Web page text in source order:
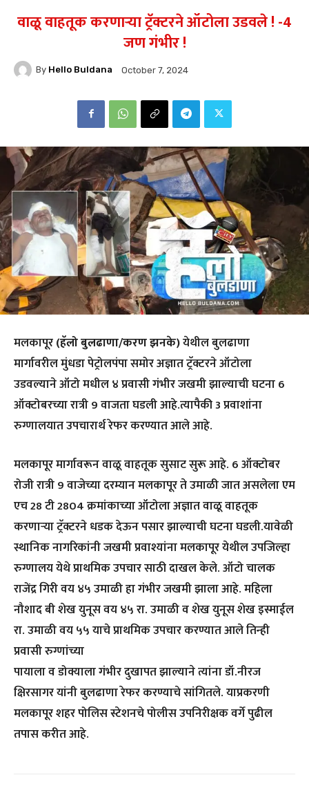
वाळू वाहतूक करणाऱ्या ट्रॅक्टरने ऑटोला उडवले ! -4
जण गंभीर !
By Hello Buldana October 7, 2024
मलकापूर(हॅलो बुलढाणा/करण झनके)येथील बुलढाणा
मार्गावरील मुंधडा पेट्रोलपंपा समोर अज्ञात ट्रॅक्टरने ऑटोला
उडवल्याने ऑटो मधील ४ प्रवासी गंभीर जखमी झाल्याची घटना 6
ऑक्टोबरच्या रात्री 9 वाजता घडली आहे.त्यापैकी 3 प्रवाशांना
रुग्णालयात उपचारार्थ रेफर करण्यात आले आहे.
मलकापूर मार्गावरून वाळू वाहतूक सुसाट सुरू आहे. 6 ऑक्टोबर
रोजी रात्री 9 वाजेच्या दरम्यान मलकापूर ते उमाळी जात असलेला एम
एच 28 टी 2804 क्रमांकाच्या ऑटोला अज्ञात वाळू वाहतूक
करणाऱ्या ट्रॅक्टरने धडक देऊन पसार झाल्याची घटना घडली.यावेळी
स्थानिक नागरिकांनी जखमी प्रवाश्यांना मलकापूर येथील उपजिल्हा
रुग्णालय येथे प्राथमिक उपचार साठी दाखल केले. ऑटो चालक
राजेंद्र गिरी वय ४५ उमाळी हा गंभीर जखमी झाला आहे. महिला
नौशाद बी शेख युनूस वय ४५ रा. उमाळी व शेख युनूस शेख इस्माईल
रा. उमाळी वय ५५ याचे प्राथमिक उपचार करण्यात आले तिन्ही
प्रवासी रुग्णांच्या
पायाला व डोक्याला गंभीर दुखापत झाल्याने त्यांना डॉ.नीरज
क्षिरसागर यांनी बुलढाणा रेफर करण्याचे सांगितले. याप्रकरणी
मलकापूर शहर पोलिस स्टेशनचे पोलीस उपनिरीक्षक वर्गे पुढील
तपास करीत आहे.